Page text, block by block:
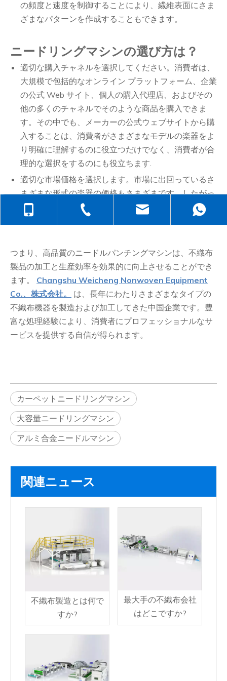
の頻度と速度を制御することにより、繊維表面にさま
ざまなパターンを作成することもできます。
ニードリングマシンの選び方は？
適切な購入チャネルを選択してください。消費者は、
大規模で包括的なオンライン プラットフォーム、企業
の公式 Web サイト、個人の購入代理店、およびその
他の多くのチャネルでそのような商品を購入できま
す。その中でも、メーカーの公式ウェブサイトから購
入することは、消費者がさまざまなモデルの楽器をよ
り明確に理解するのに役立つだけでなく、消費者が合
理的な選択をするのにも役立ちます.
適切な市場価格を選択します。市場に出回っているさ
まざまな形式の楽器の価格もさまざまです。したがっ
て、消費者は自分のニーズに応じて、購入する価値の
ある楽器の市場価格を見つける必要があります。
つまり、高品質のニードルパンチングマシンは、不織布
製品の加工と生産効率を効果的に向上させることができ
ます。 Changshu Weicheng Nonwoven Equipment
Co.、株式会社。
は、長年にわたりさまざまなタイプの
不織布機器を製造および加工してきた中国企業です。豊
富な処理経験により、消費者にプロフェッショナルなサ
ービスを提供する自信が得られます。
カーペットニードリングマシン
大容量ニードリングマシン
アルミ合金ニードルマシン
関連ニュース
不織布製造とは何で
すか?
最大手の不織布会社
はどこですか?
+86-138-6499-6670+86-512-5258-1232